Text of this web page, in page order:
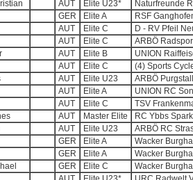
AUT Elite U23*
Naturfreunde
GER Elite A
RSF
AUT Elite C
D - RV Pfeil
AUT Elite C
ARBÖ
AUT Elite B
UNION
AUT Elite C
(4) Sports
AUT Elite U23
ARBÖ Purgstall
AUT Elite A
UNION RC
AUT Elite C
TSV
AUT Master Elite
RC Ybbs
AUT Elite U23
ARBÖ RC
GER Elite A
Wacker
GER Elite A
Wacker
GER Elite C
Wacker